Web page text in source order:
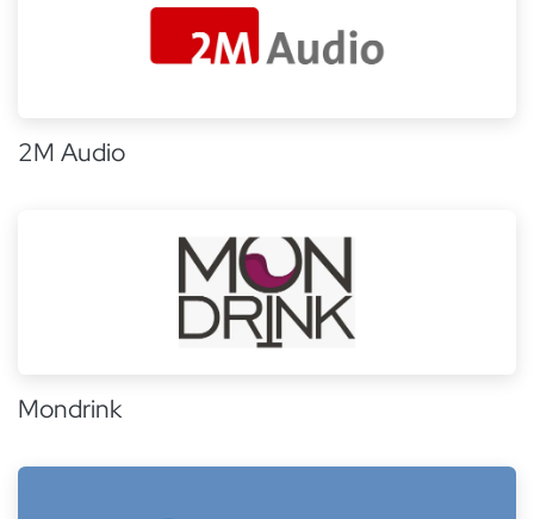
2M Audio
Mondrink